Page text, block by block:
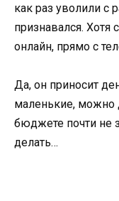
как раз уволили с
признавался. Хотя
онлайн, прямо с
Да, он приносит
маленькие, можно
бюджете почти не
делать…